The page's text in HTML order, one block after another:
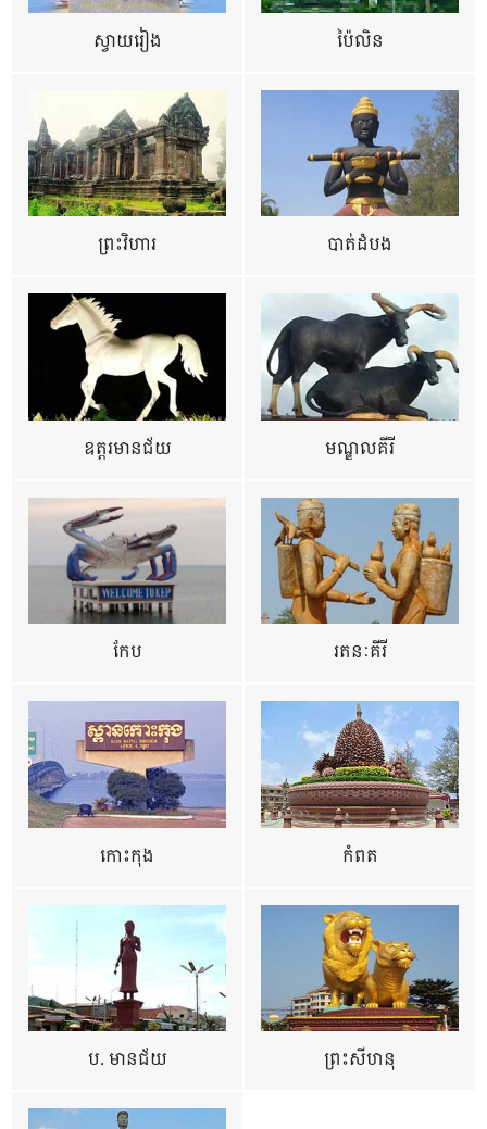
ស្វាយរៀង ប៉ៃលិន
ព្រះវិហារ បាត់ដំបង
ឧត្ដរមានជ័យ មណ្ឌលគីរី
កែប រតនៈគីរី
កោះកុង កំពត
ប. មានជ័យ ព្រះសីហនុ